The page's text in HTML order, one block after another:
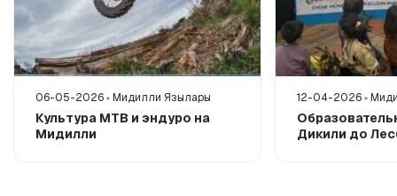
06-05-2026 Мидилли Язылары
Культура MTB и эндуро на
Мидилли
12-04-2026
Дикили до